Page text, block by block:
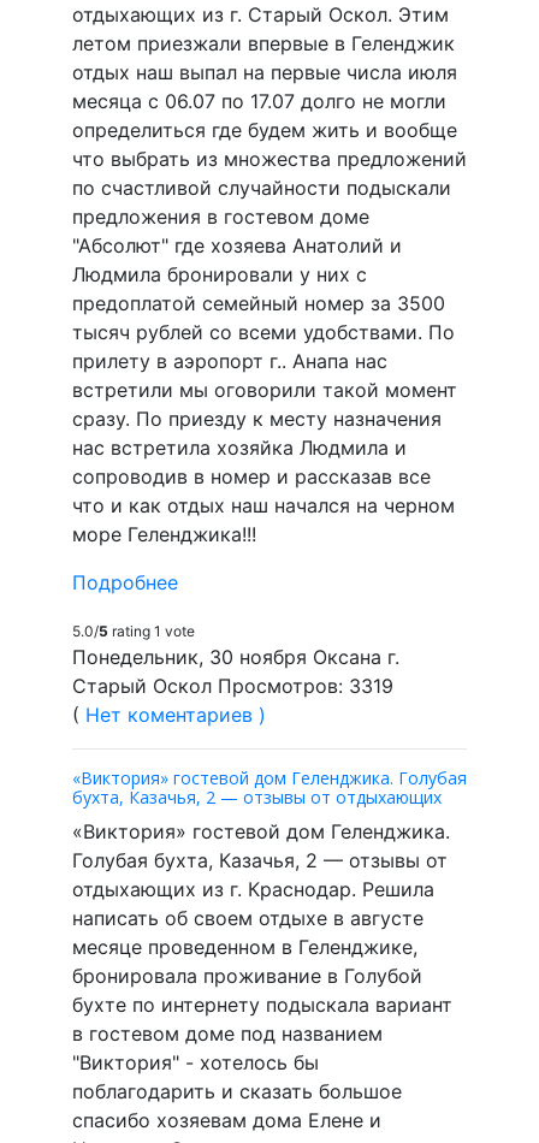
отдыхающих из г. Старый Оскол. Этим
летом приезжали впервые в Геленджик
отдых наш выпал на первые числа июля
месяца с 06.07 по 17.07 долго не могли
определиться где будем жить и вообще
что выбрать из множества предложений
по счастливой случайности подыскали
предложения в гостевом доме
"Абсолют" где хозяева Анатолий и
Людмила бронировали у них с
предоплатой семейный номер за 3500
тысяч рублей со всеми удобствами. По
прилету в аэропорт г.. Анапа нас
встретили мы оговорили такой момент
сразу. По приезду к месту назначения
нас встретила хозяйка Людмила и
сопроводив в номер и рассказав все
что и как отдых наш начался на черном
море Геленджика!!!
Подробнее
5.0/5 rating 1 vote
Понедельник, 30 ноября Оксана г.
Старый Оскол Просмотров: 3319
( Нет коментариев )
«Виктория» гостевой дом Геленджика. Голубая
бухта, Казачья, 2 — отзывы от отдыхающих
«Виктория» гостевой дом Геленджика.
Голубая бухта, Казачья, 2 — отзывы от
отдыхающих из г. Краснодар. Решила
написать об своем отдыхе в августе
месяце проведенном в Геленджике,
бронировала проживание в Голубой
бухте по интернету подыскала вариант
в гостевом доме под названием
"Виктория" - хотелось бы
поблагодарить и сказать большое
спасибо хозяевам дома Елене и